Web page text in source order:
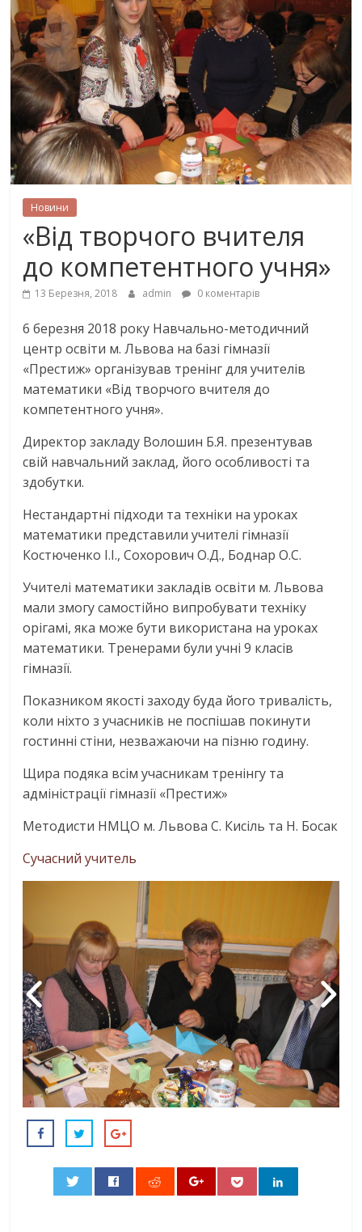
Новини
«Від творчого вчителя
до компетентного учня»
13 Березня, 2018 admin 0 коментарів
6 березня 2018 року Навчально-методичний
центр освіти м. Львова на базі гімназії
«Престиж» організував тренінг для учителів
математики «Від творчого вчителя до
компетентного учня».
Директор закладу Волошин Б.Я. презентував
свій навчальний заклад, його особливості та
здобутки.
Нестандартні підходи та техніки на уроках
математики представили учителі гімназії
Костюченко І.І., Сохорович О.Д., Боднар О.С.
Учителі математики закладів освіти м. Львова
мали змогу самостійно випробувати техніку
орігамі, яка може бути використана на уроках
математики. Тренерами були учні 9 класів
гімназії.
Показником якості заходу буда його тривалість,
коли ніхто з учасників не поспішав покинути
гостинні стіни, незважаючи на пізню годину.
Щира подяка всім учасникам тренінгу та
адміністрації гімназії «Престиж»
Методисти НМЦО м. Львова С. Кисіль та Н. Босак
Сучасний учитель